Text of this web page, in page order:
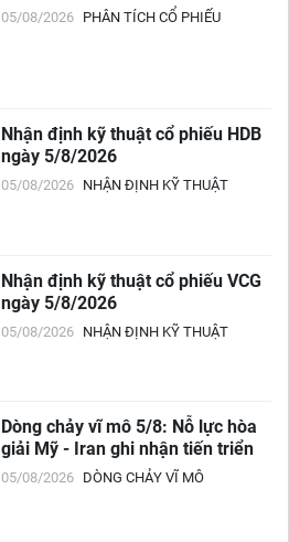
05/08/2026 PHÂN TÍCH CỔ PHIẾU
Nhận định kỹ thuật cổ phiếu HDB
ngày 5/8/2026
05/08/2026 NHẬN ĐỊNH KỸ THUẬT
Nhận định kỹ thuật cổ phiếu VCG
ngày 5/8/2026
05/08/2026 NHẬN ĐỊNH KỸ THUẬT
Dòng chảy vĩ mô 5/8: Nỗ lực hòa
giải Mỹ - Iran ghi nhận tiến triển
05/08/2026 DÒNG CHẢY VĨ MÔ